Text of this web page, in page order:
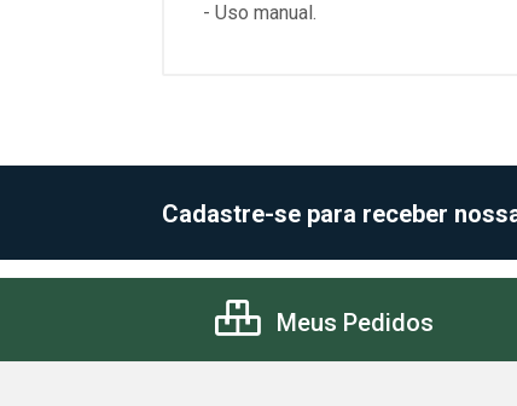
- Uso manual.
Cadastre-se para receber
Meus Pedidos